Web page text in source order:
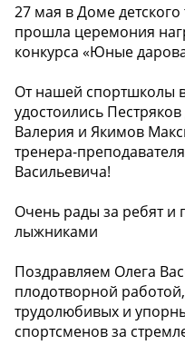
27 мая в Доме детского
прошла церемония
конкурса «Юные
От нашей спортшколы в
удостоились
Валерия и Якимов
тренера-
Васильевича!
Очень рады за ребят
лыжниками
Поздравляем Олега
плодотворной
трудолюбивых и
спортсменов за